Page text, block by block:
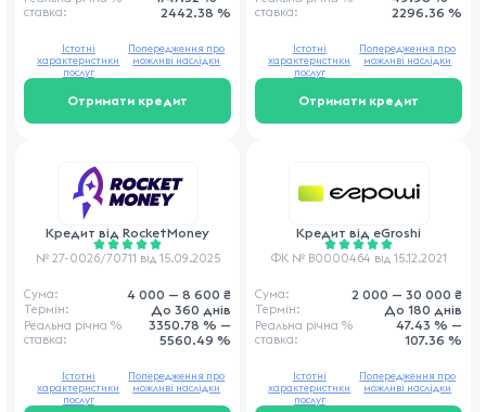
ставка:
2442.38 %
Отримати кредит
Істотні
характеристики
послуг
Попередження про
можливі наслідки
ставка:
2296.36 %
Отримати кредит
Істотні
характеристики
послуг
Попередження про
можливі наслідки
Кредит від RocketMoney
№ 27-0026/70711 від 15.09.2025
Сума: 4 000 — 8 600 ₴
Термін: До 360 днів
Реальна річна %
ставка:
3350.78 % —
5560.49 %
Істотні
характеристики
послуг
Попередження про
можливі наслідки
Кредит від eGroshi
ФК № В0000464 від 15.12.2021
Сума: 2 000 — 30 000 ₴
Термін: До 180 днів
Реальна річна %
ставка:
47.43 % —
107.36 %
Істотні
характеристики
послуг
Попередження про
можливі наслідки